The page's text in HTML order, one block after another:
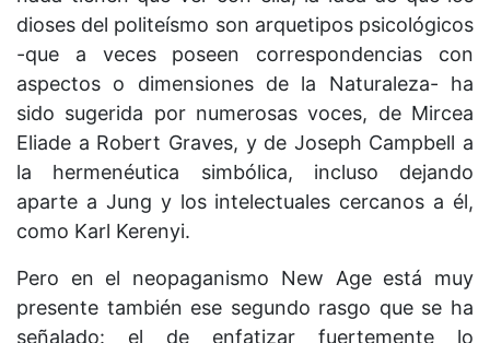
dioses del politeísmo son arquetipos psicológicos
-que a veces poseen correspondencias con
aspectos o dimensiones de la Naturaleza- ha
sido sugerida por numerosas voces, de Mircea
Eliade a Robert Graves, y de Joseph Campbell a
la hermenéutica simbólica, incluso dejando
aparte a Jung y los intelectuales cercanos a él,
como Karl Kerenyi.
Pero en el neopaganismo New Age está muy
presente también ese segundo rasgo que se ha
señalado: el de enfatizar fuertemente lo